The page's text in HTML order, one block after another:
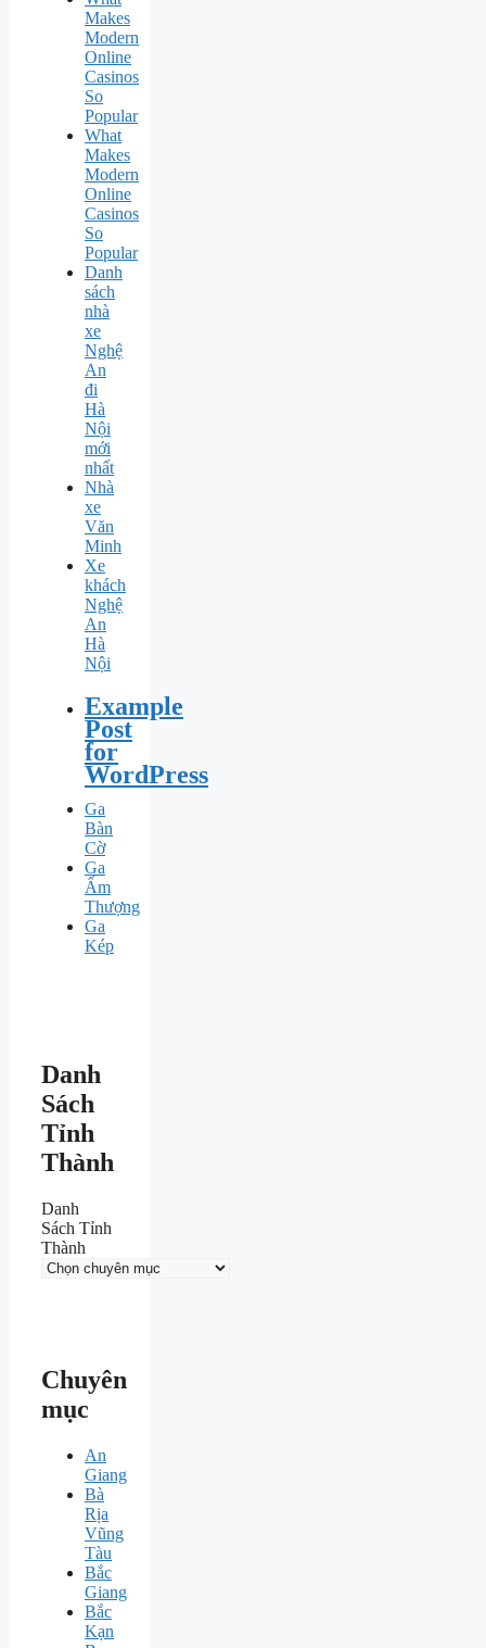
Makes
Modern
Online
Casinos
So
Popular
What
Makes
Modern
Online
Casinos
So
Popular
Danh
sách
nhà
xe
Nghệ
An
đi
Hà
Nội
mới
nhất
Nhà
xe
Văn
Minh
Xe
khách
Nghệ
An
Hà
Nội
Example
Post
for
WordPress
Ga
Bàn
Cờ
Ga
Ấm
Thượng
Ga
Kép
Danh
Sách
Tỉnh
Thành
Danh
Sách Tỉnh
Thành
Chuyên
mục
An
Giang
Bà
Rịa
Vũng
Tàu
Bắc
Giang
Bắc
Kạn